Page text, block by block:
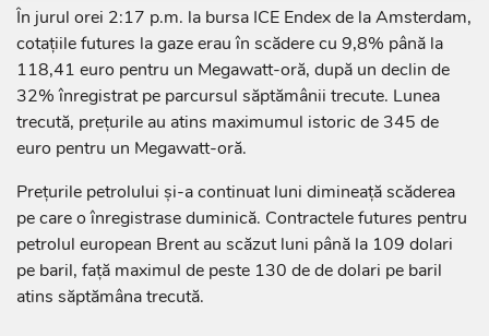
În jurul orei 2:17 p.m. la bursa ICE Endex de la Amsterdam,
cotaţiile futures la gaze erau în scădere cu 9,8% până la
118,41 euro pentru un Megawatt-oră, după un declin de
32% înregistrat pe parcursul săptămânii trecute. Lunea
trecută, preţurile au atins maximumul istoric de 345 de
euro pentru un Megawatt-oră.
Prețurile petrolului și-a continuat luni dimineață scăderea
pe care o înregistrase duminică. Contractele futures pentru
petrolul european Brent au scăzut luni până la 109 dolari
pe baril, față maximul de peste 130 de de dolari pe baril
atins săptămâna trecută.